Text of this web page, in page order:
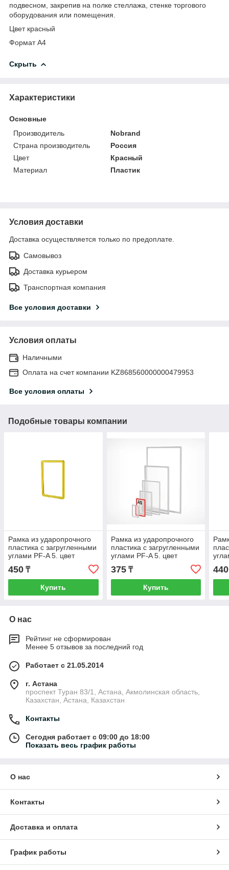
подвесном, закрепив на полке стеллажа, стенке торгового
оборудования или помещения.
Цвет красный
Формат А4
Скрыть
Характеристики
Основные
Производитель
Nobrand
Страна производитель
Россия
Цвет
Красный
Материал
Пластик
Условия доставки
Доставка осуществляется только по предоплате.
Самовывоз
Доставка курьером
Транспортная компания
Все условия доставки
Условия оплаты
Наличными
Оплата на счет компании KZ868560000000479953
Все условия оплаты
Подобные товары компании
Рамка из ударопрочного
пластика с загругленными
углами PF-A 5. цвет
желтый
450 ₸
Купить
Рамка из ударопрочного
пластика с загругленными
углами PF-A 5. цвет
красный
375₸
Купить
440
О нас
Рейтинг не сформирован
Менее 5 отзывов за последний год
Работает с 21.05.2014
г. Астана
проспект Туран 83/1, Астана, Акмолинская область,
Казахстан, Астана, Казахстан
Контакты
Сегодня работает с 09:00 до 18:00
Показать весь график работы
О нас
Контакты
Доставка и оплата
График работы